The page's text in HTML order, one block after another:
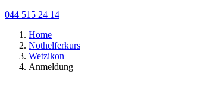
044 515 24 14
Home
Nothelferkurs
Wetzikon
Anmeldung